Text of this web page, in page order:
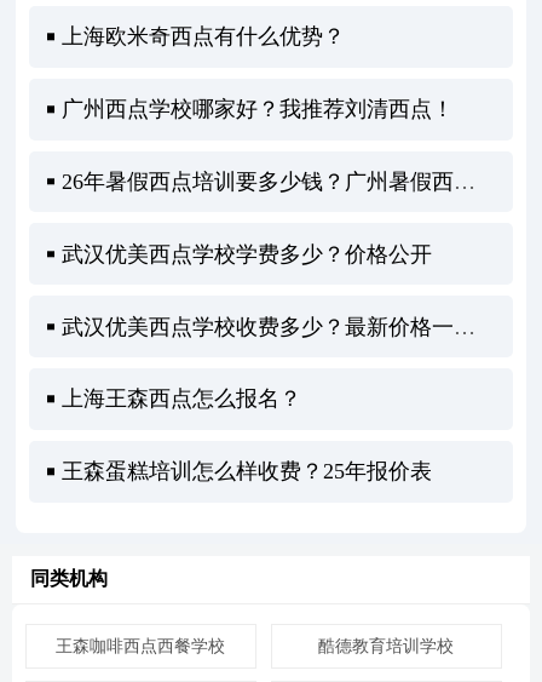
上海欧米奇西点有什么优势？
广州西点学校哪家好？我推荐刘清西点！
26年暑假西点培训要多少钱？广州暑假西点培训全攻略
武汉优美西点学校学费多少？价格公开
武汉优美西点学校收费多少？最新价格一览表出炉！
上海王森西点怎么报名？
王森蛋糕培训怎么样收费？25年报价表
同类机构
王森咖啡西点西餐学校 酷德教育培训学校